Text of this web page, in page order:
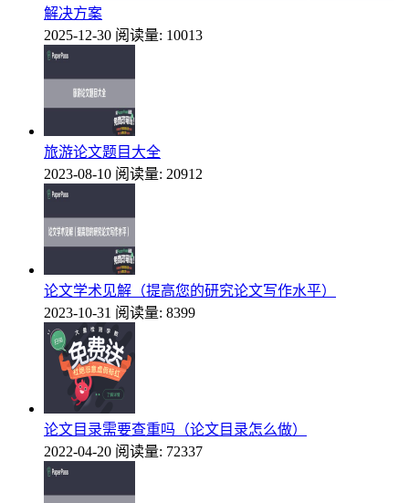
解决方案
2025-12-30 阅读量: 10013
旅游论文题目大全
2023-08-10 阅读量: 20912
论文学术见解（提高您的研究论文写作水平）
2023-10-31 阅读量: 8399
论文目录需要查重吗（论文目录怎么做）
2022-04-20 阅读量: 72337